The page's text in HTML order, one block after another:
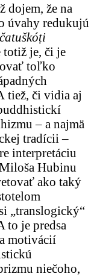
dojem, že na
úvahy redukujú
čatuškóṭi
totiž je, či je
toľko
tiež, či vidia aj
– a najmä
tradícii –
interpretáciu
Hubinu
ako taký
„translogický“
to je predsa
motivácií
niečoho,